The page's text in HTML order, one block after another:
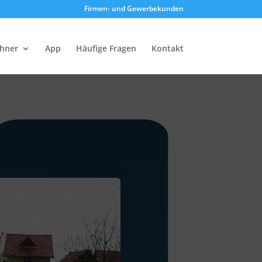
Firmen- und Gewerbekunden
App Häufige Fragen Kontakt